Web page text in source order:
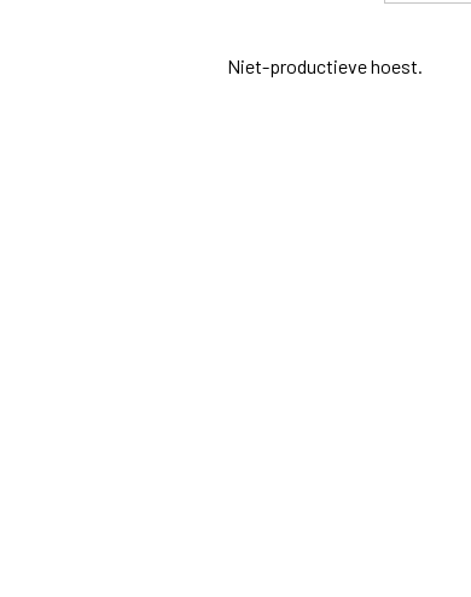
Niet-productieve hoest.